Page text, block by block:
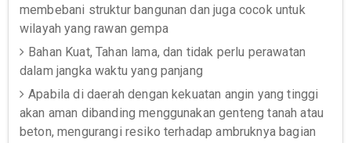
membebani struktur bangunan dan juga cocok untuk
wilayah yang rawan gempa
Bahan Kuat, Tahan lama, dan tidak perlu perawatan
dalam jangka waktu yang panjang
Apabila di daerah dengan kekuatan angin yang tinggi
akan aman dibanding menggunakan genteng tanah atau
beton, mengurangi resiko terhadap ambruknya bagian